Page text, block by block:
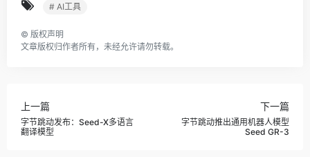
# AI工具
© 版权声明
文章版权归作者所有，未经允许请勿转载。
上一篇
字节跳动发布：Seed-X多语言
翻译模型
下一篇
字节跳动推出通用机器人模型
Seed GR-3